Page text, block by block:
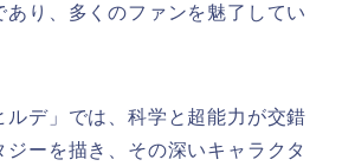
あり、多くのファンを魅了してい
ルデ」では、科学と超能力が交錯
ーを描き、その深いキャラクタ